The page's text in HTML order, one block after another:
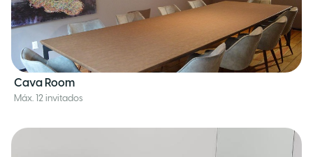
Cava Room
Máx. 12 invitados